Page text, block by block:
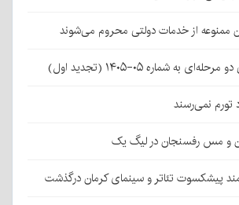
ممنوعه از خدمات دولتی محروم می‌شوند
به شماره ۰۵-۱۴۰۵ (تجدید اول)
تورم نمی‌رسند
و مس رفسنجان در لیگ یک
پیشکسوت تئاتر و سینمای کرمان درگذشت